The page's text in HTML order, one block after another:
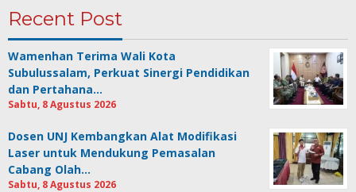
Recent Post
Wamenhan Terima Wali Kota
Subulussalam, Perkuat Sinergi Pendidikan
dan Pertahana…
Sabtu, 8 Agustus 2026
Dosen UNJ Kembangkan Alat Modifikasi
Laser untuk Mendukung Pemasalan
Cabang Olah…
Sabtu, 8 Agustus 2026